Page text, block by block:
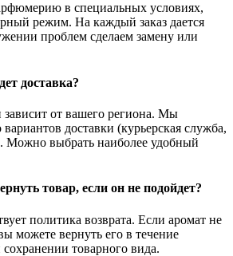
в специальных условиях,
режим. На каждый заказ дается
проблем сделаем замену или
доставка?
зависит от вашего региона. Мы
вариантов доставки (курьерская служба,
выбрать наиболее удобный
товар, если он не подойдет?
политика возврата. Если аромат не
можете вернуть его в течение
товарного вида.